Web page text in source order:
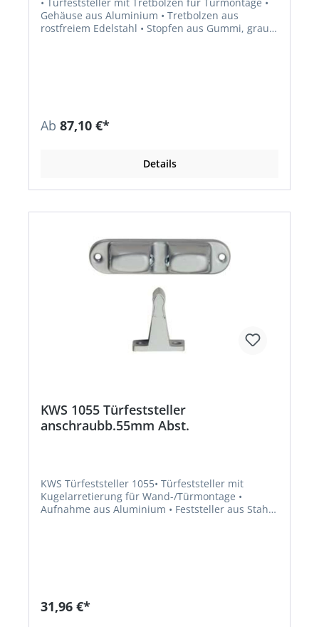
Gehäuse aus Aluminium • Tretbolzen aus
rostfreiem Edelstahl • Stopfen aus Gummi, grau •
Ab 87,10 €*
Details
KWS 1055 Türfeststeller
anschraubb.55mm Abst.
KWS Türfeststeller 1055• Türfeststeller mit
Kugelarretierung für Wand-/Türmontage •
Aufnahme aus Aluminium • Feststeller aus Stahl •
31,96 €*